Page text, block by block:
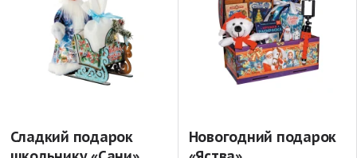
Сладкий подарок
Новогодний подарок